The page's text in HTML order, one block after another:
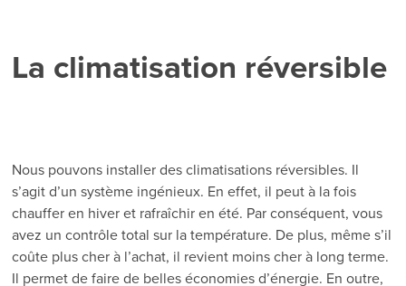
La climatisation réversible
Nous pouvons installer des climatisations réversibles. Il
s’agit d’un système ingénieux. En effet, il peut à la fois
chauffer en hiver et rafraîchir en été. Par conséquent, vous
avez un contrôle total sur la température. De plus, même s’il
coûte plus cher à l’achat, il revient moins cher à long terme.
Il permet de faire de belles économies d’énergie. En outre,